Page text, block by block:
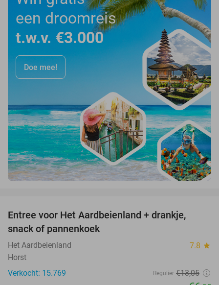
een droomreis
t.w.v. €3.000
Doe mee!
Entree voor Het Aardbeienland + drankje,
snack of pannenkoek
Het Aardbeienland 7.8 star
Horst
Verkocht: 15.769
Regulier €13,05